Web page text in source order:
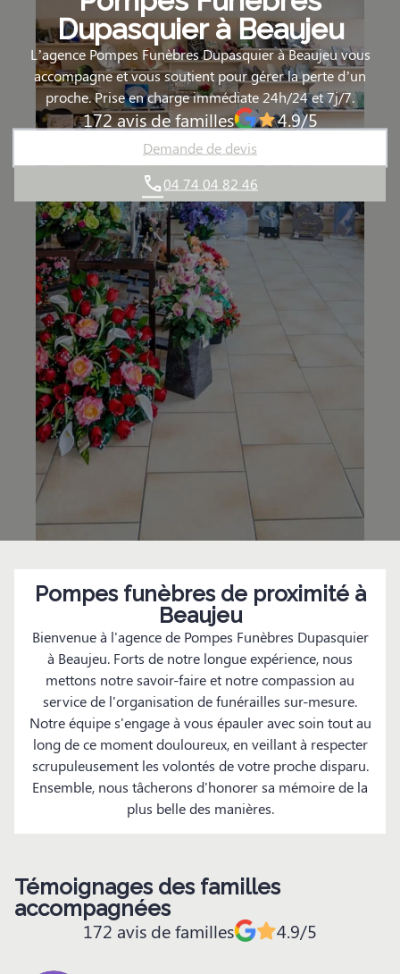
Dupasquier à Beaujeu
L’agence Pompes Funèbres Dupasquier à Beaujeu vous
accompagne et vous soutient pour gérer la perte d’un
proche. Prise en charge immédiate 24h/24 et 7j/7.
172 avis de familles 4.9/5
Demande de devis
04 74 04 82 46
Pompes funèbres de proximité à
Beaujeu
Bienvenue à l'agence de Pompes Funèbres Dupasquier
à Beaujeu. Forts de notre longue expérience, nous
mettons notre savoir-faire et notre compassion au
service de l'organisation de funérailles sur-mesure.
Notre équipe s'engage à vous épauler avec soin tout au
long de ce moment douloureux, en veillant à respecter
scrupuleusement les volontés de votre proche disparu.
Ensemble, nous tâcherons d'honorer sa mémoire de la
plus belle des manières.
Témoignages des familles
accompagnées
172 avis de familles 4.9/5